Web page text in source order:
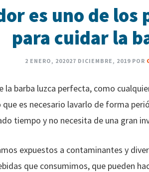
es uno de
para cuidar la
2 ENERO, 202027 DICIEMBRE, 2019 POR
la barba luzca perfecta, como
es necesario lavarlo de forma
tiempo y no necesita de una gran
expuestos a contaminantes y
que consumimos, que pueden